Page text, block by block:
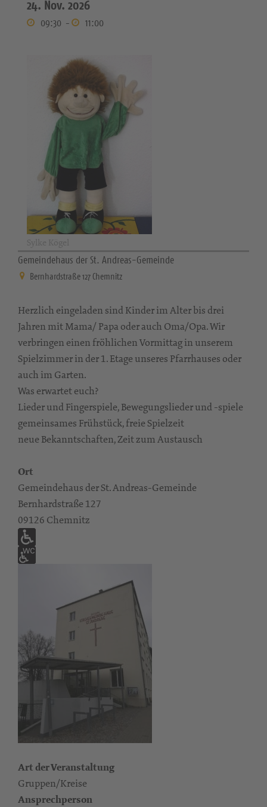
24. Nov. 2026
09:30 - 11:00
Gemeindehaus der St. Andreas-Gemeinde
Bernhardstraße 127 Chemnitz
Herzlich eingeladen sind Kinder im Alter bis drei
Jahren mit Mama/ Papa oder auch Oma/Opa. Wir
verbringen einen fröhlichen Vormittag in unserem
Spielzimmer in der 1. Etage unseres Pfarrhauses oder
auch im Garten.
Was erwartet euch?
Lieder und Fingerspiele, Bewegungslieder und -spiele
gemeinsames Frühstück, freie Spielzeit
neue Bekanntschaften, Zeit zum Austausch
Ort
Gemeindehaus der St. Andreas-Gemeinde
Bernhardstraße 127
09126 Chemnitz
Art der Veranstaltung
Gruppen/Kreise
Ansprechperson